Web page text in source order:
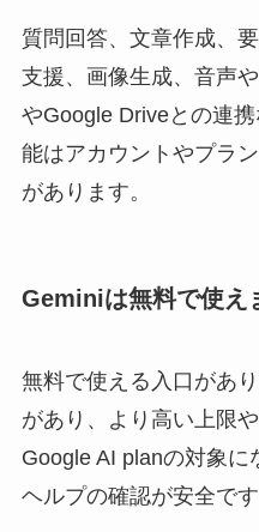
質問回答、文章作成、
支援、画像生成、音声
やGoogle Driveとの連
能はアカウントやプラ
があります。
Geminiは無料で使え
無料で使える入口があ
があり、より高い上限
Google AI planの対象
ヘルプの確認が安全です